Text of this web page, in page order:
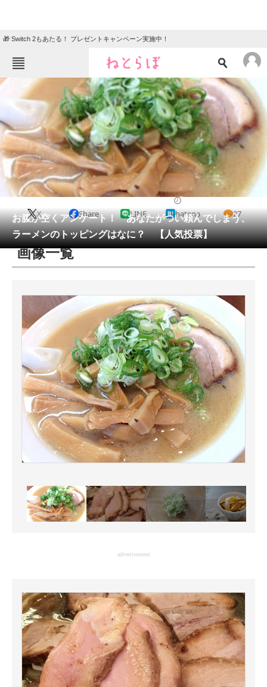
🎁 Switch 2もあたる！ プレゼントキャンペーン実施中！
ねとらぼメニュー
TOP ニュース
エンタメ クイズ
グルメ 地域
住まい 教育・育児
動物 リサーチ
会員記事
メディア
注目記事を集めた総合ページ
スマホと通信の最新トレンド
進化するPCとデバイスの未来
好きが集まる 比べて選べる
ビジネスと働き方のヒント
AI活用のいまが分かる
企業ITのトレンドを詳説
マーケ×ITの今がよく分かる
ITエンジニア向け専門サイト
製造業のIT導入・活用を支援
モノづくり技術者専門サイト
エレクトロニクス専門サイト
電子設計の基本と応用
お腹が空くアンケート！ あなたがつい頼んでしまう、
ラーメンのトッピングはなに？ 【人気投票】
X Share LINE hatena 27
画像一覧
advertisement